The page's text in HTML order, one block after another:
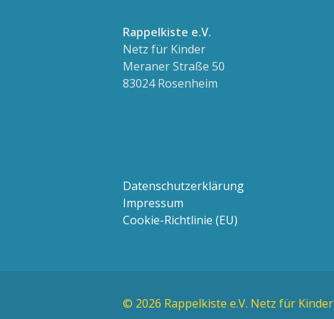
Rappelkiste e.V.
Netz für Kinder
Meraner Straße 50
83024 Rosenheim
Datenschutzerklärung
Impressum
Cookie-Richtlinie (EU)
© 2026 Rappelkiste e.V. Netz für Kinder